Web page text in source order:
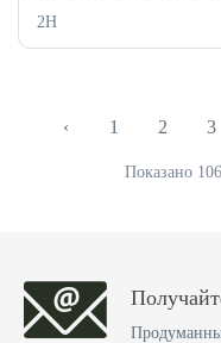
2H
‹ 1 2 3
Показано